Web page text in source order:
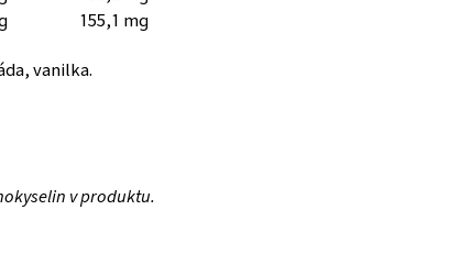
155,1 mg
vanilka.
v produktu.